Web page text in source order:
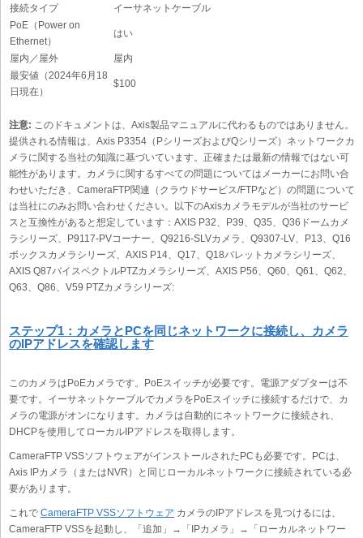
接続タイプ
イーサネットケーブル
PoE（Power on
Ethernet）
はい
屋内／屋外
屋内
最安値（2024年6月18
日現在）
$100
注意: このドキュメントは、Axis製品マニュアルに代わるものではありません。
提供される情報は、Axis P3354（PシリーズおよびQシリーズ）ネットワークカ
メラに関する当社の知識に基づいています。正確または最新の情報ではない可
能性があります。カメラに関するすべての問題についてはメーカーにお問い合
わせいただき、CameraFTP関連（クラウドサービス/FTPなど）の問題について
は当社にのみお問い合わせください。以下のAxisカメラモデルが当社のサービ
スと互換性があると想定しています：AXIS P32、P39、Q35、Q36ドームカメ
ラシリーズ、P9117-PVコーナー、Q9216-SLVカメラ、Q9307-LV、P13、Q16
ボックスカメラシリーズ、AXIS P14、Q17、Q18バレットカメラシリーズ、
AXIS Q87バイスペクトルPTZカメラシリーズ、AXIS P56、Q60、Q61、Q62、
Q63、Q86、V59 PTZカメラシリーズ:
ステップ1：カメラとPCを同じネットワークに接続し、カメラ
のIPアドレスを確認します
このカメラはPoEカメラです。PoEスイッチが必要です。電源アダプターは不
要です。イーサネットケーブルでカメラをPoEスイッチに接続するだけで、カ
メラの電源がオンになります。カメラは自動的にネットワークに接続され、
DHCPを使用してローカルIPアドレスを取得します。
CameraFTP VSSソフトウェアがインストールされたPCも必要です。PCは、
Axis IPカメラ（またはNVR）と同じローカルネットワークに接続されている必
要があります。
これで CameraFTP VSSソフトウェア カメラのIPアドレスを見つけるには、
CameraFTP VSSを起動し、「追加」→「IPカメラ」→「ローカルネットワー